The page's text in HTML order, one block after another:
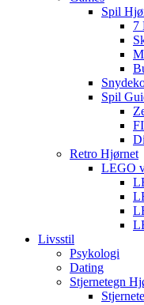
Spil
7
Spil
Retro Hjørnet
LEGO
Livsstil
Psykologi
Dating
Stjernetegn